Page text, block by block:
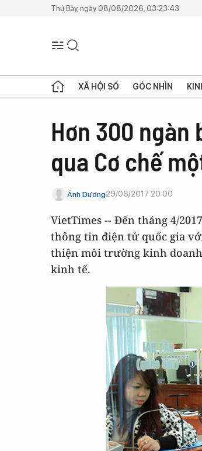
Thứ Bảy, ngày 08/08/2026, 03:23:43
XÃ HỘI SỐ GÓC NHÌN
Hơn 300 ngàn
qua Cơ chế
Ánh Dương29/06/2017 20:00
VietTimes -- Đến tháng 4/
thông tin điện tử quốc gia
thiện môi trường kinh
kinh tế.